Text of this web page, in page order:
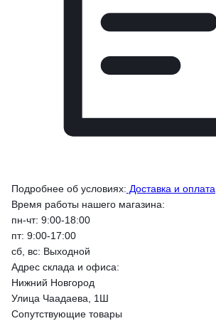
Подробнее об условиях: Доставка и оплата
Время работы нашего магазина:
пн-чт: 9:00-18:00
пт: 9:00-17:00
сб, вс: Выходной
Адрес склада и офиса:
Нижний Новгород
Улица Чаадаева, 1Ш
Сопутствующие товары